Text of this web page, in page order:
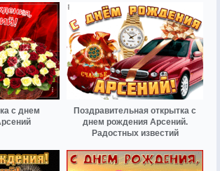
с днем
Поздравительная открытка с
днем рождения Арсений.
Радостных известий